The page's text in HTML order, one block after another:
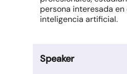
persona interesada
inteligencia artificial.
Speaker